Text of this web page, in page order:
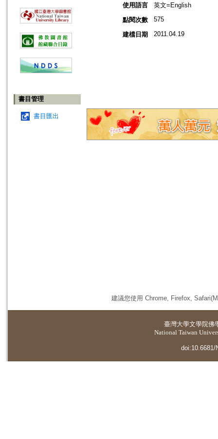
書目管理
書目匯出
使用語言
英文=English
點閱次數
575
建檔日期 2011.04.19
建議您使用 Chrome, Firefox,
臺灣大學文學院佛
National Taiwan
doi:10.6681/